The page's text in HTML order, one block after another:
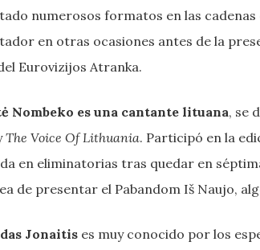
numerosos formatos en las cadenas
en otras ocasiones antes de la
Eurovizijos Atranka.
Nombeko es una cantante lituana, se
The Voice Of Lithuania. Participó en la
en eliminatorias tras quedar en
de presentar el Pabandom Iš Naujo,
Jonaitis es muy conocido por los